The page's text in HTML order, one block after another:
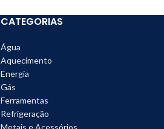
CATEGORIAS
Água
Aquecimento
Energia
Gás
Ferramentas
Refrigeração
Metais e Acessórios